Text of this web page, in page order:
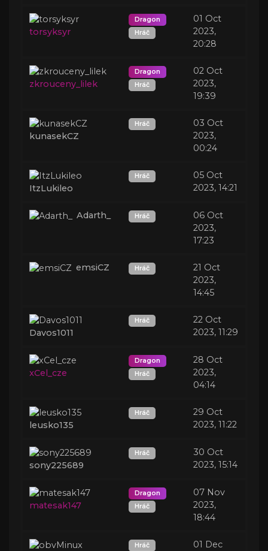
torsyksyr
Dragon
Hráč
01 Oct
2023,
20:28
zkrouceny_lilek
Dragon
Hráč
02 Oct
2023,
19:39
kunasekCZ
Hráč
03 Oct
2023,
00:24
ItzLukileo
Hráč
05 Oct
2023, 14:21
Adarth_ Hráč
06 Oct
2023,
17:23
emsiCZ Hráč
21 Oct
2023,
14:45
Davos1011
Hráč
22 Oct
2023, 11:29
xCel_cze
Dragon
Hráč
28 Oct
2023,
04:14
leusko135
Hráč
29 Oct
2023, 11:22
sony225689
Hráč
30 Oct
2023, 15:14
matesak147
Dragon
Hráč
07 Nov
2023,
18:44
Hráč
01 Dec